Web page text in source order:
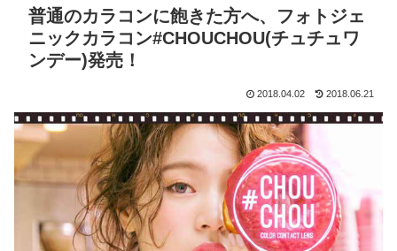
普通のカラコンに飽きた方へ、フォトジェ
ニックカラコン#CHOUCHOU(チュチュワ
ンデー)発売！
2018.04.02 2018.06.21